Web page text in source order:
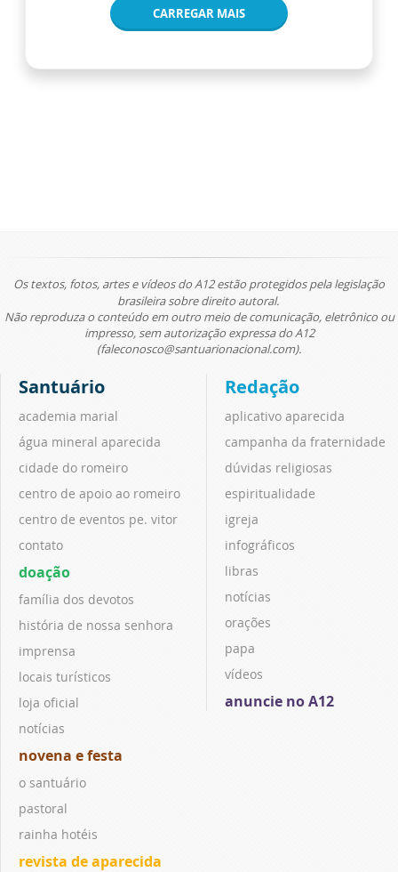
CARREGAR MAIS
Os textos, fotos, artes e vídeos do A12 estão protegidos pela legislação
brasileira sobre direito autoral.
Não reproduza o conteúdo em outro meio de comunicação, eletrônico ou
impresso, sem autorização expressa do A12
(faleconosco@santuarionacional.com).
Santuário
academia marial
água mineral aparecida
cidade do romeiro
centro de apoio ao romeiro
centro de eventos pe. vitor
contato
doação
família dos devotos
história de nossa senhora
imprensa
locais turísticos
loja oficial
notícias
novena e festa
o santuário
pastoral
rainha hotéis
revista de aparecida
Redação
aplicativo aparecida
campanha da fraternidade
dúvidas religiosas
espiritualidade
igreja
infográficos
libras
notícias
orações
papa
vídeos
anuncie no A12